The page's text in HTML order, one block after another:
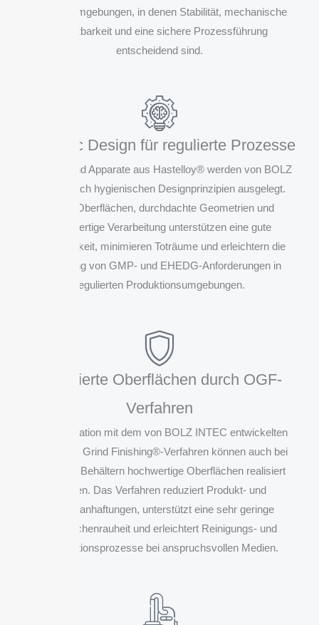
Prozessumgebungen, in denen Stabilität, mechanische
Belastbarkeit und eine sichere Prozessführung
entscheidend sind.
Hygienic Design für regulierte Prozesse
Behälter und Apparate aus Hastelloy® werden von BOLZ
INTEC nach hygienischen Designprinzipien ausgelegt.
Glatte Oberflächen, durchdachte Geometrien und
hochwertige Verarbeitung unterstützen eine gute
Reinigbarkeit, minimieren Toträume und erleichtern die
Einhaltung von GMP- und EHEDG-Anforderungen in
regulierten Produktionsumgebungen.
Optimierte Oberflächen durch OGF-
Verfahren
In Kombination mit dem von BOLZ INTEC entwickelten
Optimized Grind Finishing®-Verfahren können auch bei
Hastelloy Behältern hochwertige Oberflächen realisiert
werden. Das Verfahren reduziert Produkt- und
Partikelanhaftungen, unterstützt eine sehr geringe
Oberflächenrauheit und erleichtert Reinigungs- und
Sterilisationsprozesse bei anspruchsvollen Medien.